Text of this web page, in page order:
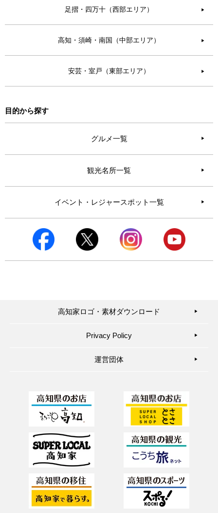
足摺・四万十（西部エリア） ▶︎
高知・須崎・南国（中部エリア） ▶︎
安芸・室戸（東部エリア） ▶︎
目的から探す
グルメ一覧
観光名所一覧
イベント・レジャースポット一覧
高知家ロゴ・素材ダウンロード ▶︎
Privacy Policy ▶︎
運営団体 ▶︎